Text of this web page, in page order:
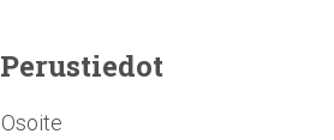
Perustiedot
Osoite